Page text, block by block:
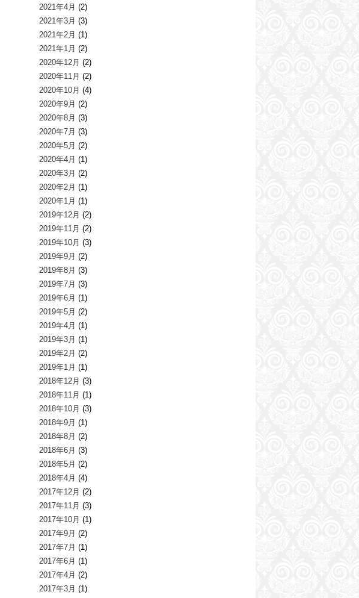
2021年4月 (2)
2021年3月 (3)
2021年2月 (1)
2021年1月 (2)
2020年12月 (2)
2020年11月 (2)
2020年10月 (4)
2020年9月 (2)
2020年8月 (3)
2020年7月 (3)
2020年5月 (2)
2020年4月 (1)
2020年3月 (2)
2020年2月 (1)
2020年1月 (1)
2019年12月 (2)
2019年11月 (2)
2019年10月 (3)
2019年9月 (2)
2019年8月 (3)
2019年7月 (3)
2019年6月 (1)
2019年5月 (2)
2019年4月 (1)
2019年3月 (1)
2019年2月 (2)
2019年1月 (1)
2018年12月 (3)
2018年11月 (1)
2018年10月 (3)
2018年9月 (1)
2018年8月 (2)
2018年6月 (3)
2018年5月 (2)
2018年4月 (4)
2017年12月 (2)
2017年11月 (3)
2017年10月 (1)
2017年9月 (2)
2017年7月 (1)
2017年6月 (1)
2017年4月 (2)
2017年3月 (1)